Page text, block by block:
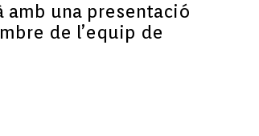
amb una presentació
de l’equip de